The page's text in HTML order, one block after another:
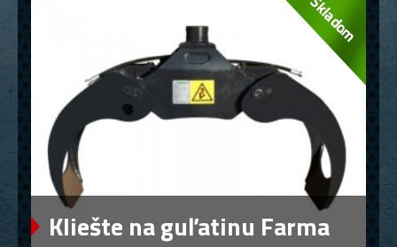
Kliešte na guľatinu Farma